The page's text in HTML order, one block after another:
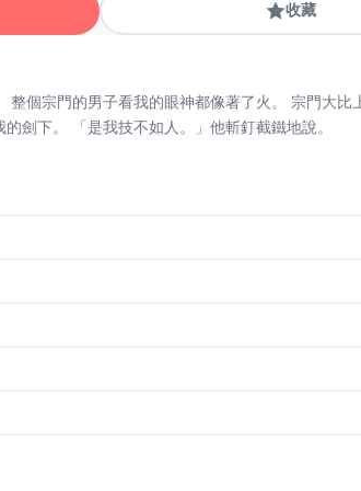
收藏
個宗門的男子看我的眼神都像著了火。 宗門大比
劍下。 「是我技不如人。」他斬釘截鐵地說。